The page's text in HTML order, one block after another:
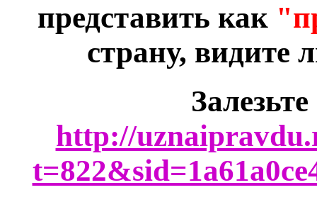
представить как
страну, видите
http://